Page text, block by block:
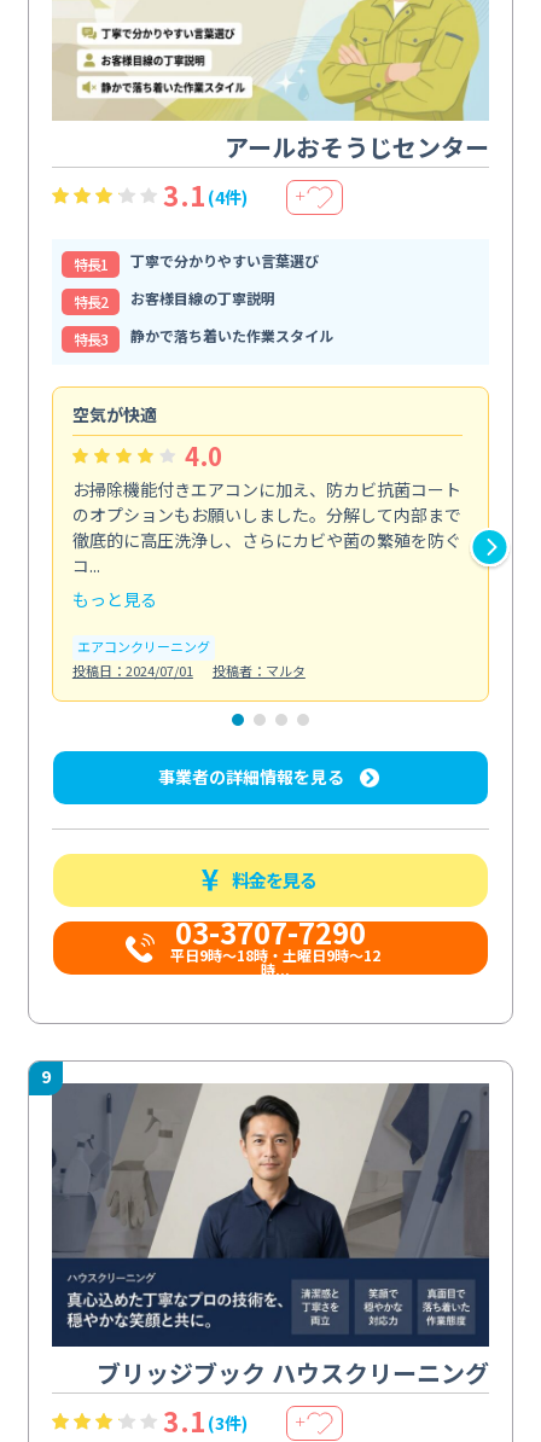
アールおそうじセンター
3.1 (4件) ＋
特⻑1
丁寧で分かりやすい言葉選び
特⻑2
お客様目線の丁寧説明
特⻑3
静かで落ち着いた作業スタイル
空気が快適
4.0
お掃除機能付きエアコンに加え、防カビ抗菌コート
のオプションもお願いしました。分解して内部まで
徹底的に高圧洗浄し、さらにカビや菌の繁殖を防ぐ
コ...
もっと見る
エアコンクリーニング
投稿日：2024/07/01
投稿者：マルタ
事業者の詳細情報を見る
料金を見る
03-3707-7290
平日9時～18時・土曜日9時～12
時...
9
ブリッジブック ハウスクリーニング
3.1 (3件) ＋